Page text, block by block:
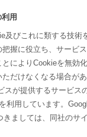
用
及びこれに類する技
握に役立ち、サービ
によりCookieを無効
だけなくなる場合があ
スが提供するサービ
利用しています。
ましては、同社のサ